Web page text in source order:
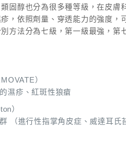
固醇也分為很多種等級，在皮膚
，依照劑量、穿透能力的強度，
方法分為七級，第一級最強，第
）
濕疹、紅斑性狼瘡
）
（進行性指掌角皮症、威達耳氏